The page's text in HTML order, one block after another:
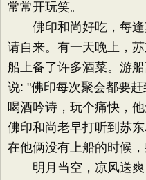
常常开玩笑。
佛印和尚好吃，每逢
请自来。有一天晚上，
船上备了许多酒菜。游
说: "佛印每次聚会都要
喝酒吟诗，玩个痛快，
佛印和尚老早打听到苏
在他俩没有上船的时候
明月当空，凉风送爽